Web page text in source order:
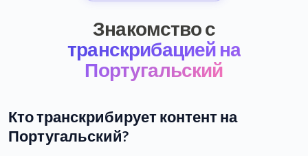
Знакомство с
транскрибацией на
Португальский
Кто транскрибирует контент на
Португальский?